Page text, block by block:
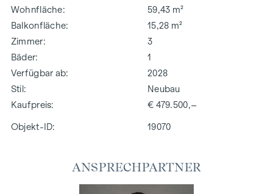
Wohnfläche
59,43 m²
Balkonfläche
15,28 m²
Zimmer
3
Bäder
1
Verfügbar ab
2028
Stil
Neubau
Kaufpreis
€ 479.500,–
Objekt-ID: 19070
ANSPRECHPARTNER